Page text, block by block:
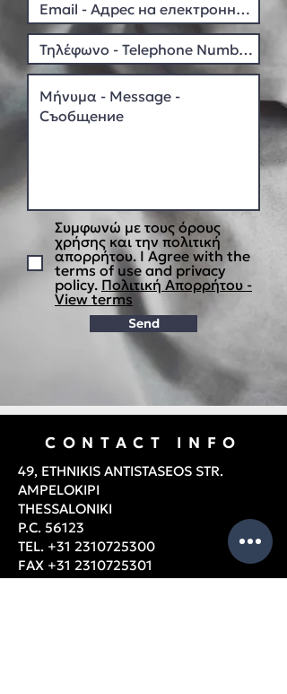
Συμφωνώ με τους όρους
χρήσης και την πολιτική
απορρήτου. I Agree with the
terms of use and privacy
policy. Πολιτική Απορρήτου -
View terms
Send
CONTACT INFO
49, ETHNIKIS ANTISTASEOS STR.
AMPELOKIPI
THESSALONIKI
P.C. 56123
TEL. +31 2310725300
FAX +31 2310725301
Email:info@xafistextiles.gr